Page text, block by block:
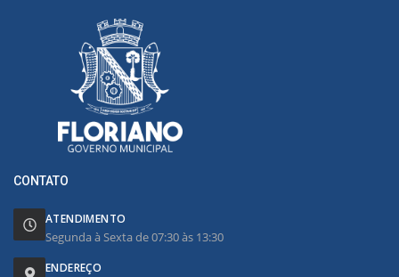
CONTATO
ATENDIMENTO
Segunda à Sexta de 07:30 às 13:30
ENDEREÇO